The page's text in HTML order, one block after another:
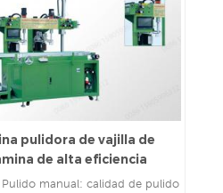
pulidora de vajilla de
de alta eficiencia
Pulido manual: calidad de pulido